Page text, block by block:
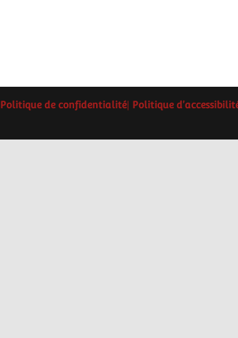
Politique de confidentialité| Politique